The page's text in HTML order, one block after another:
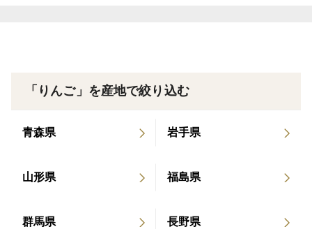
蜜入り品種ならではの豊かな甘さが広がります。
しかし後味は驚くほどすっきり。
もう一口飲みたくなる味わいです。
「こうとくを毎年楽しみにしている」
「テキカカシードル ライチ」 2023年10月 BS11
い名店－』 第25回 出演：常盤貴子さん 日本料理界
お料理に合うお酒としてテキカカシードルが紹介さ
「りんご」を産地で絞り込む
青森県 岩手県
山形県 福島県
群馬県 長野県